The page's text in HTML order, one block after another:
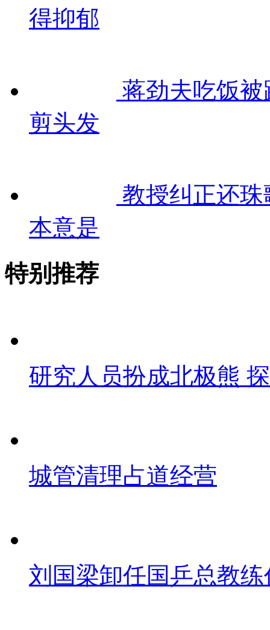
得抑郁
蒋劲夫吃饭
剪头发
教授纠正还珠
本意是
特别推荐
研究人员扮成北极熊
城管清理占道经营
刘国梁卸任国乒总教